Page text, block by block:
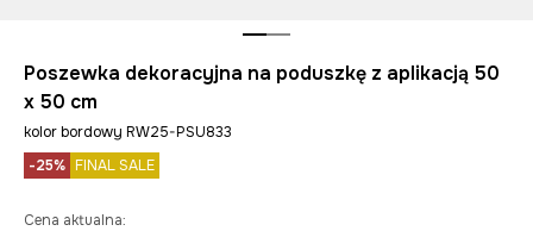
Poszewka dekoracyjna na poduszkę z aplikacją 50
x 50 cm
kolor bordowy RW25-PSU833
-25% FINAL SALE
Cena aktualna: